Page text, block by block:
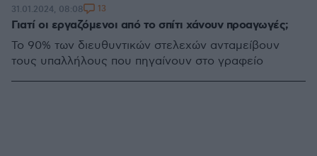
Γιατί οι εργαζόμενοι από το σπίτι χάνουν προαγωγές;
Το 90% των διευθυντικών στελεχών ανταμείβουν
τους υπαλλήλους που πηγαίνουν στο γραφείο
31.01.2024, 08:08 13